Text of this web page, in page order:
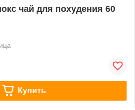
чай для похудения 60
Купить